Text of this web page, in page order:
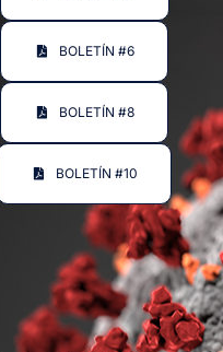
BOLETÍN #6
BOLETÍN #8
BOLETÍN #10